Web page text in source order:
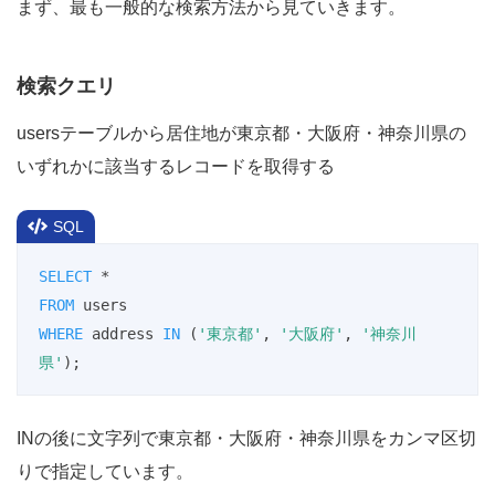
まず、最も一般的な検索方法から見ていきます。
検索クエリ
usersテーブルから居住地が東京都・大阪府・神奈川県の
いずれかに該当するレコードを取得する
SQL
SELECT *
FROM
WHERE address IN ( '東京都' , '大阪府' ,
'神奈川
県' );
INの後に文字列で東京都・大阪府・神奈川県をカンマ区切
りで指定しています。